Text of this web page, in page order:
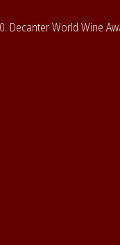
Decanter World Wine